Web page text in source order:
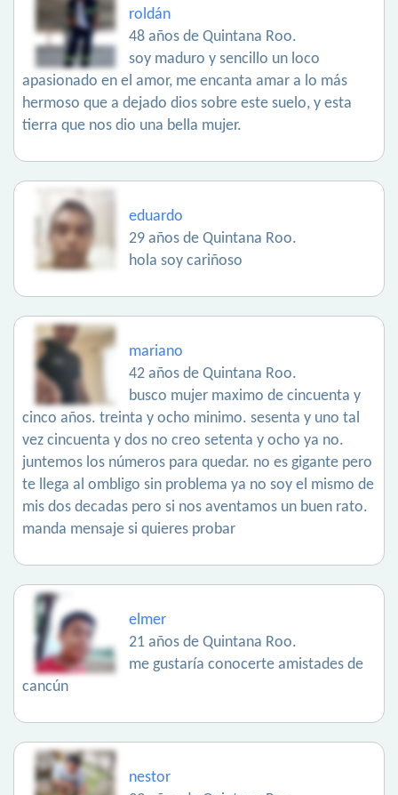
roldán
48 años de Quintana Roo.
soy maduro y sencillo un loco
apasionado en el amor, me encanta amar a lo más
hermoso que a dejado dios sobre este suelo, y esta
tierra que nos dio una bella mujer.
eduardo
29 años de Quintana Roo.
hola soy cariñoso
mariano
42 años de Quintana Roo.
busco mujer maximo de cincuenta y
cinco años. treinta y ocho minimo. sesenta y uno tal
vez cincuenta y dos no creo setenta y ocho ya no.
juntemos los números para quedar. no es gigante pero
te llega al ombligo sin problema ya no soy el mismo de
mis dos decadas pero si nos aventamos un buen rato.
manda mensaje si quieres probar
elmer
21 años de Quintana Roo.
me gustaría conocerte amistades de
cancún
nestor